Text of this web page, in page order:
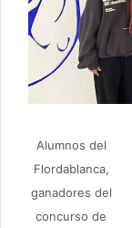
Alumnos del
Flordablanca,
ganadores del
concurso de